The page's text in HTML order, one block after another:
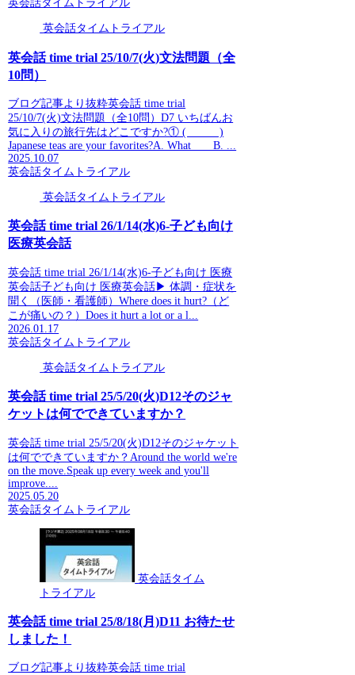
英会話タイムトライアル
英会話タイムトライアル
英会話 time trial 25/10/7(火)文法問題（全
10問）
ブログ記事より抜粋英会話 time trial
25/10/7(火)文法問題（全10問）D7 いちばんお
気に入りの旅行先はどこですか?① ( )
Japanese teas are your favorites?A. What B. ...
2025.10.07
英会話タイムトライアル
英会話タイムトライアル
英会話 time trial 26/1/14(水)6-子ども向け
医療英会話
英会話 time trial 26/1/14(水)6-子ども向け 医療
英会話子ども向け 医療英会話▶ 体調・症状を
聞く（医師・看護師）Where does it hurt?（ど
こが痛いの？）Does it hurt a lot or a l...
2026.01.17
英会話タイムトライアル
英会話タイムトライアル
英会話 time trial 25/5/20(火)D12そのジャ
ケットは何でできていますか？
英会話 time trial 25/5/20(火)D12そのジャケット
は何でできていますか？Around the world we're
on the move.Speak up every week and you'll
improve....
2025.05.20
英会話タイムトライアル
英会話タイム
トライアル
英会話 time trial 25/8/18(月)D11 お待たせ
しました！
ブログ記事より抜粋英会話 time trial